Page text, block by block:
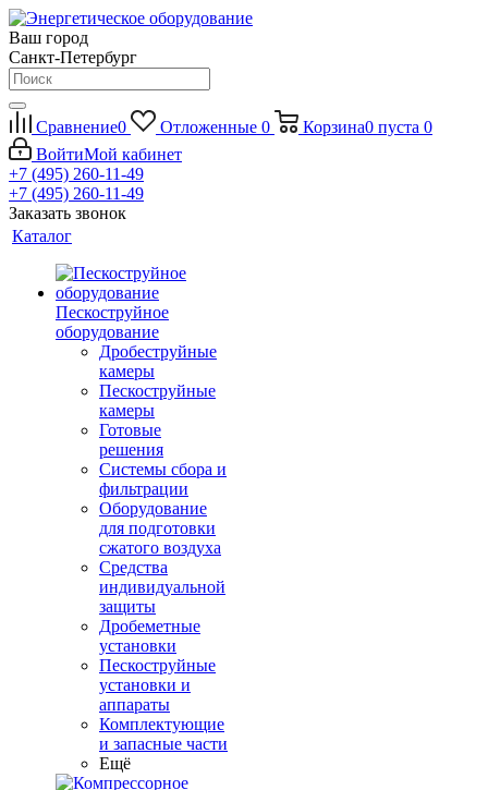
Ваш город
Санкт-Петербург
Сравнение0 Отложенные 0 Корзина0 пуста 0
ВойтиМой кабинет
+7 (495) 260-11-49
+7 (495) 260-11-49
Заказать звонок
Каталог
Пескоструйное
оборудование
Дробеструйные
камеры
Пескоструйные
камеры
Готовые
решения
Системы сбора и
фильтрации
Оборудование
для подготовки
сжатого воздуха
Средства
индивидуальной
защиты
Дробеметные
установки
Пескоструйные
установки и
аппараты
Комплектующие
и запасные части
Ещё